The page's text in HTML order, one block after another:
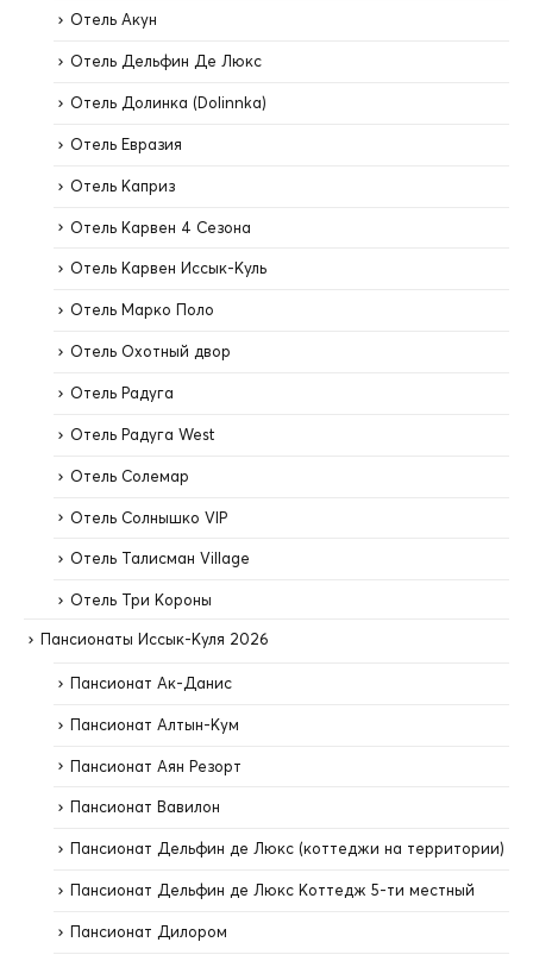
Отель Акун
Отель Дельфин Де Люкс
Отель Долинка (Dolinnka)
Отель Евразия
Отель Каприз
Отель Карвен 4 Сезона
Отель Карвен Иссык-Куль
Отель Марко Поло
Отель Охотный двор
Отель Радуга
Отель Радуга West
Отель Солемар
Отель Солнышко VIP
Отель Талисман Village
Отель Три Короны
Пансионаты Иссык-Куля 2026
Пансионат Ак-Данис
Пансионат Алтын-Кум
Пансионат Аян Резорт
Пансионат Вавилон
Пансионат Дельфин де Люкс (коттеджи на территории)
Пансионат Дельфин де Люкс Коттедж 5-ти местный
Пансионат Дилором